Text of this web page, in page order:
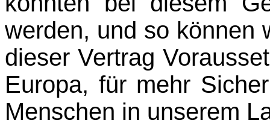
werden, und so können
dieser Vertrag
Europa, für mehr
Menschen in unserem